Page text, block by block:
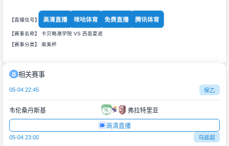
【直播信号】 高清直播 咪咕体育 免费直播 腾讯体育
【赛事名称】 卡贝略港学院 VS 西恩夏诺
【赛事分类】 南美杯
相关赛事
05-04 22:45 保乙
韦伦桑丹斯基 弗拉特里亚
高清直播
05-04 23:00 乌兹超